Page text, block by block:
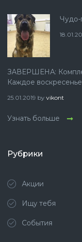
Чудо-
ЗАВЕРШЕНА:
Каждое
25.01.2019 by vikont
Узнать больше
Рубрики
Акции
Ищу тебя
События